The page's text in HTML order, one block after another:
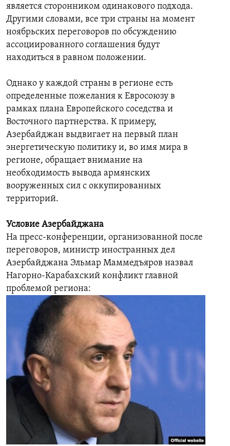
является сторонником одинакового подхода.
Другими словами, все три страны на момент
ноябрьских переговоров по обсуждению
ассоциированного соглашения будут
находиться в равном положении.
Однако у каждой страны в регионе есть
определенные пожелания к Евросоюзу в
рамках плана Европейского соседства и
Восточного партнерства. К примеру,
Азербайджан выдвигает на первый план
энергетическую политику и, во имя мира в
регионе, обращает внимание на
необходимость вывода армянских
вооруженных сил с оккупированных
территорий.
Условие Азербайджана
На пресс-конференции, организованной после
переговоров, министр иностранных дел
Азербайджана Эльмар Маммедъяров назвал
Нагорно-Карабахский конфликт главной
проблемой региона: